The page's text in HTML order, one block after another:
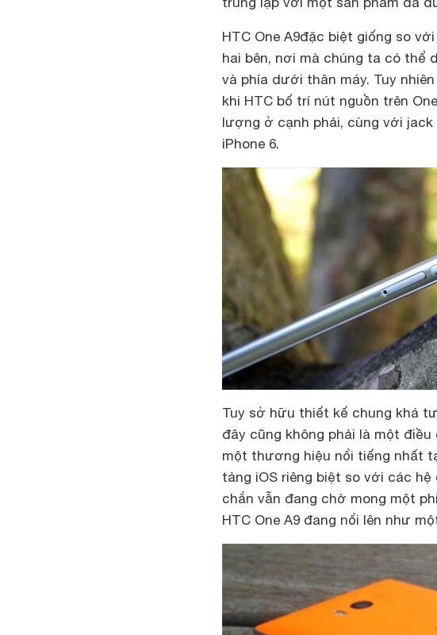
HTC One A9đặc biệt giống so
hai bên, nơi mà chúng ta có thể
và phía dưới thân máy. Tuy
khi HTC bố trí nút nguồn trên
lượng ở cạnh phải, cùng với
iPhone 6.
Tuy sở hữu thiết kế chung khá
đây cũng không phải là một điều
một thương hiệu nổi tiếng nhất
tảng iOS riêng biệt so với các
chắn vẫn đang chờ mong một
HTC One A9 đang nổi lên như